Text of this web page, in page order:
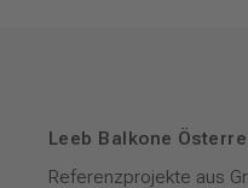
Leeb Balkone
Referenzprojekte aus